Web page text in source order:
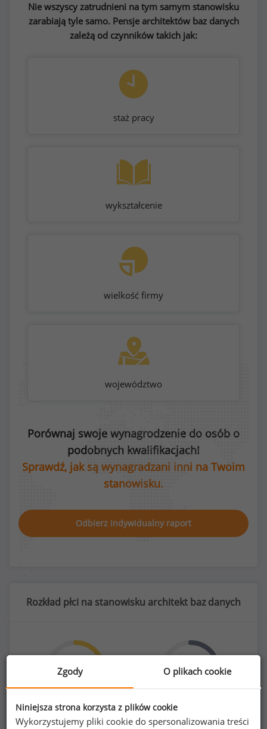
Nie wszyscy zatrudnieni na tym samym stanowisku
zarabiają tyle samo. Pensje architektów baz danych
zależą od czynników takich jak:
staż pracy
wykształcenie
wielkość firmy
województwo
Porównaj swoje wynagrodzenie do osób o
podobnych kwalifikacjach!
Sprawdź, jak są wynagradzani inni na Twoim
stanowisku.
Odbierz indywidualny raport
Rozkład płci na stanowisku architekt baz danych
37% 63%
Zgody O plikach cookie
Niniejsza strona korzysta z plików cookie
Wykorzystujemy pliki cookie do spersonalizowania treści